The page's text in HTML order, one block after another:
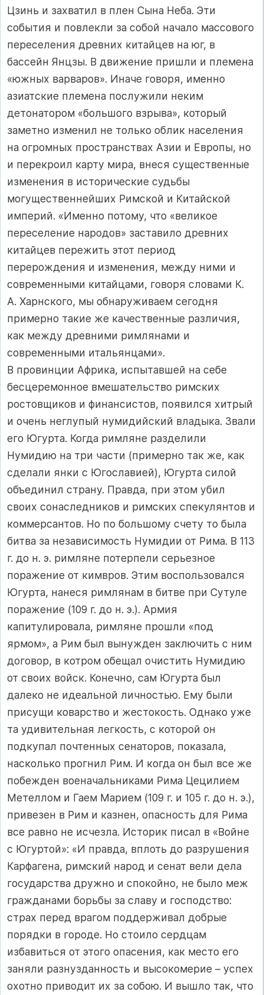
Цзинь и захватил в плен Сына Неба. Эти
события и повлекли за собой начало массового
переселения древних китайцев на юг, в
бассейн Янцзы. В движение пришли и племена
«южных варваров». Иначе говоря, именно
азиатские племена послужили неким
детонатором «большого взрыва», который
заметно изменил не только облик населения
на огромных пространствах Азии и Европы, но
и перекроил карту мира, внеся существенные
изменения в исторические судьбы
могущественнейших Римской и Китайской
империй. «Именно потому, что «великое
переселение народов» заставило древних
китайцев пережить этот период
перерождения и изменения, между ними и
современными китайцами, говоря словами К.
А. Харнского, мы обнаруживаем сегодня
примерно такие же качественные различия,
как между древними римлянами и
современными итальянцами».
В провинции Африка, испытавшей на себе
бесцеремонное вмешательство римских
ростовщиков и финансистов, появился хитрый
и очень неглупый нумидийский владыка. Звали
его Югурта. Когда римляне разделили
Нумидию на три части (примерно так же, как
сделали янки с Югославией), Югурта силой
объединил страну. Правда, при этом убил
своих сонаследников и римских спекулянтов и
коммерсантов. Но по большому счету то была
битва за независимость Нумидии от Рима. В 113
г. до н. э. римляне потерпели серьезное
поражение от кимвров. Этим воспользовался
Югурта, нанеся римлянам в битве при Сутуле
поражение (109 г. до н. э.). Армия
капитулировала, римляне прошли «под
ярмом», а Рим был вынужден заключить с ним
договор, в котром обещал очистить Нумидию
от своих войск. Конечно, сам Югурта был
далеко не идеальной личностью. Ему были
присущи коварство и жестокость. Однако уже
та удивительная легкость, с которой он
подкупал почтенных сенаторов, показала,
насколько прогнил Рим. И когда он был все же
побежден военачальниками Рима Цецилием
Метеллом и Гаем Марием (109 г. и 105 г. до н. э.),
привезен в Рим и казнен, опасность для Рима
все равно не исчезла. Историк писал в «Войне
с Югуртой»: «И правда, вплоть до разрушения
Карфагена, римский народ и сенат вели дела
государства дружно и спокойно, не было меж
гражданами борьбы за славу и господство:
страх перед врагом поддерживал добрые
порядки в городе. Но стоило сердцам
избавиться от этого опасения, как место его
заняли разнузданность и высокомерие – успех
охотно приводит их за собою. И вышло так, что